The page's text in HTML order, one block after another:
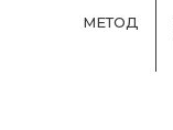
МЕТОД